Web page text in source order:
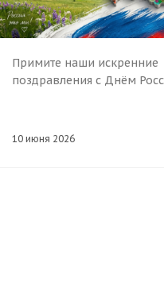
Примите наши искренние
поздравления с Днём
10 июня 2026